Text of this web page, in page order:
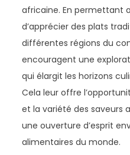
africaine. En permettant
d’apprécier des plats
différentes régions du
encouragent une
qui élargit les horizons
Cela leur offre
et la variété des saveurs
une ouverture d’esprit
alimentaires du monde.